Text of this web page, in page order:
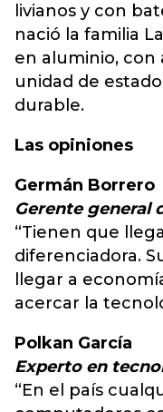
livianos y con
nació la familia
en aluminio,
unidad de
durable.
Las opiniones
Germán Borrero
Gerente general
“Tienen que
diferenciadora.
llegar a
acercar la
Polkan García
Experto en
“En el país